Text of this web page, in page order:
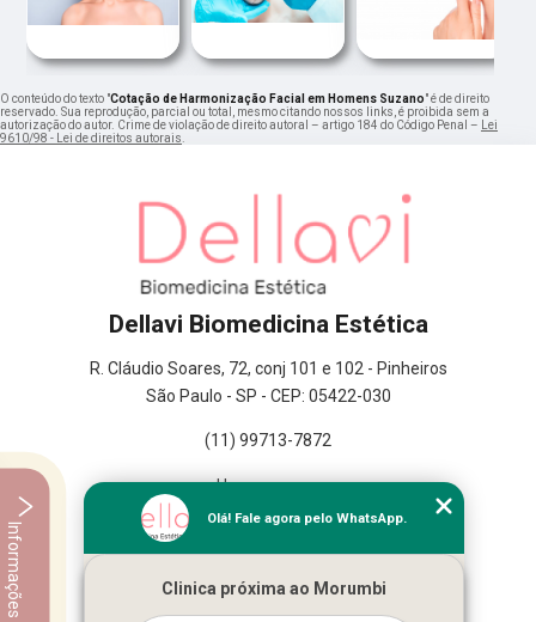
O conteúdo do texto "Cotação de Harmonização Facial em Homens Suzano" é de direito
reservado. Sua reprodução, parcial ou total, mesmo citando nossos links, é proibida sem a
autorização do autor. Crime de violação de direito autoral – artigo 184 do Código Penal –
Lei
9610/98 - Lei de direitos autorais
Dellavi Biomedicina Estética
R. Cláudio Soares, 72, conj 101 e 102 - Pinheiros
São Paulo - SP - CEP: 05422-030
(11) 99713-7872
Home
Empresa
Contato
Olá! Fale agora pelo WhatsApp.
Clinica próxima ao Morumbi
Informações